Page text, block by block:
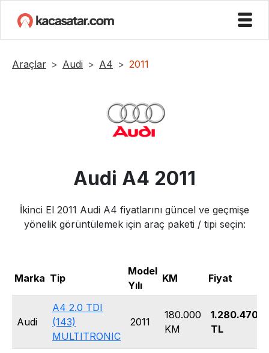
Araçlar Audi A4 2011
Audi A4 2011
İkinci El 2011 Audi A4 fiyatlarını güncel ve geçmişe
yönelik görüntülemek için araç paketi / tipi seçin:
Marka Tip
Model
Yılı
KM Fiyat
Audi
A4 2.0 TDI
(143)
MULTITRONIC
2011
180.000
KM
1.280.470
TL